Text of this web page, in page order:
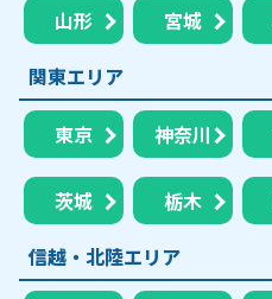
山形 宮城
関東エリア
東京 神奈川
茨城 栃木
信越・北陸エリア